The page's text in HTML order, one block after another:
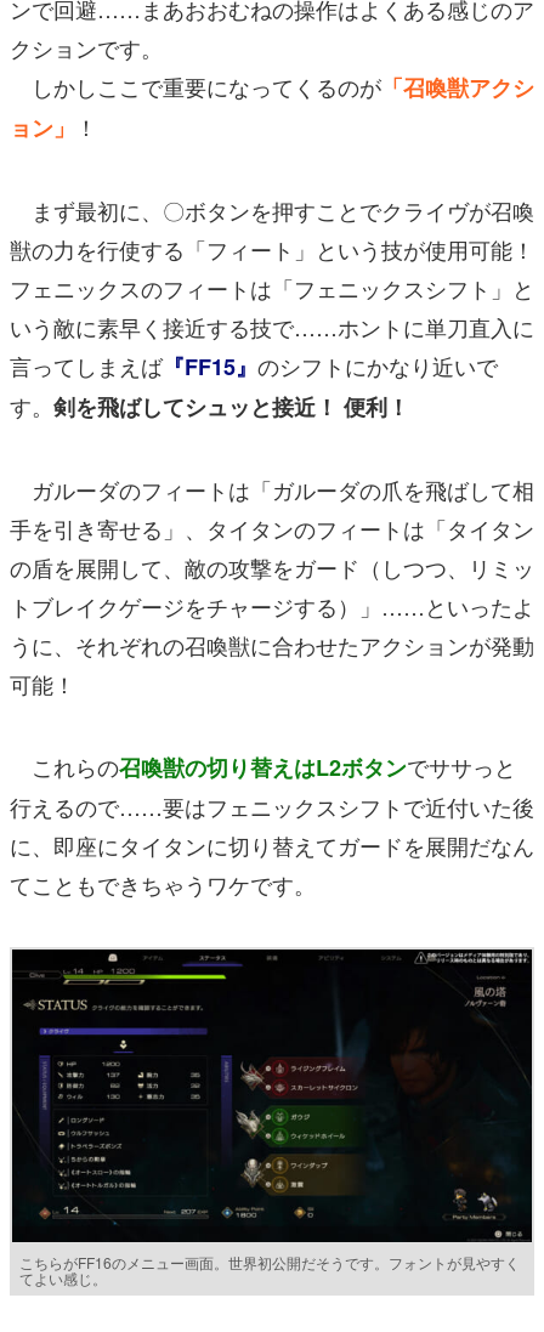
ンで回避……まあおおむねの操作はよくある感じのア
クションです。
しかしここで重要になってくるのが 「召喚獣アクシ
ョン」
！
まず最初に、〇ボタンを押すことでクライヴが召喚
獣の力を行使する「フィート」という技が使用可能！
フェニックスのフィートは「フェニックスシフト」と
いう敵に素早く接近する技で……ホントに単刀直入に
言ってしまえば『FF15』 のシフトにかなり近いで
す。 剣を飛ばしてシュッと接近！ 便利！
ガルーダのフィートは「ガルーダの爪を飛ばして相
手を引き寄せる」、タイタンのフィートは「タイタン
の盾を展開して、敵の攻撃をガード（しつつ、リミッ
トブレイクゲージをチャージする）」……といったよ
うに、それぞれの召喚獣に合わせたアクションが発動
可能！
これらの召喚獣の切り替えはL2ボタンでササっと
行えるので……要はフェニックスシフトで近付いた後
に、即座にタイタンに切り替えてガードを展開だなん
てこともできちゃうワケです。
こちらがFF16のメニュー画面。世界初公開だそうです。フォントが見やすく
てよい感じ。